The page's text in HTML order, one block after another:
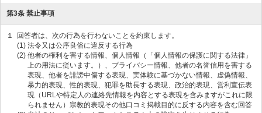
第3条 禁止事項
１
回答者は、次の行為を行わないことを約束します。
(1) 法令又は公序良俗に違反する行為
(2) 他者の権利を害する情報、個人情報（「個人情報の保護に関する法律」
上の用法に従います。）、プライバシー情報、他者の名誉信用を害する
表現、他者を誹謗中傷する表現、実体験に基づかない情報、虚偽情報、
暴力的表現、性的表現、犯罪を助長する表現、政治的表現、営利宣伝表
現（URLや特定人の連絡先情報を内容とする表現を含みますがこれに限
られません）宗教的表現その他口コミ掲載目的に反する内容を含む回答